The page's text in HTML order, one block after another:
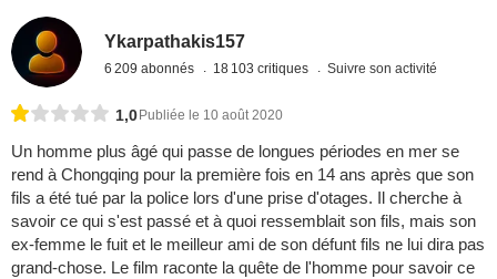
Ykarpathakis157
6 209 abonnés 18 103 critiques Suivre son activité
1,0 Publiée le 10 août 2020
Un homme plus âgé qui passe de longues périodes en mer se
rend à Chongqing pour la première fois en 14 ans après que son
fils a été tué par la police lors d'une prise d'otages. Il cherche à
savoir ce qui s'est passé et à quoi ressemblait son fils, mais son
ex-femme le fuit et le meilleur ami de son défunt fils ne lui dira pas
grand-chose. Le film raconte la quête de l'homme pour savoir ce